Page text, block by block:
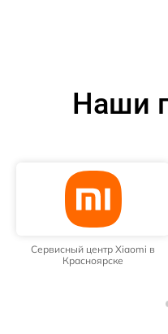
Наши
Сервисный центр Xiaomi в
Красноярске